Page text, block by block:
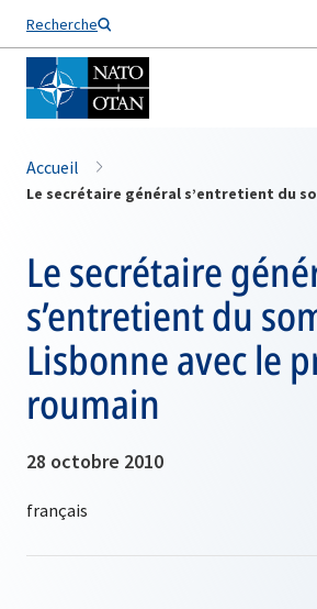
Recherche
Nom de famille*
Accueil
Le secrétaire
s’entretient du
Lisbonne avec le
roumain
28 octobre 2010